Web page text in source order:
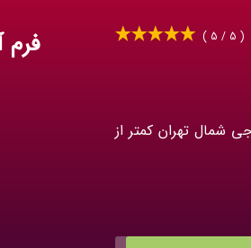
( 5 / 5 )
شمال تهران کمتر از
فرم